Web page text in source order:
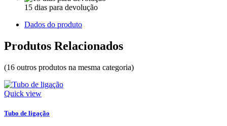
15 dias para devolução
Dados do produto
Produtos Relacionados
(16 outros produtos na mesma categoria)
Quick view
Tubo de ligação